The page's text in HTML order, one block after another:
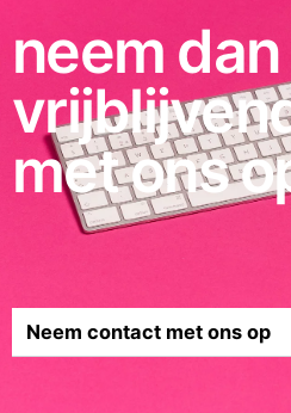
neem dan
met ons
Neem contact met ons op